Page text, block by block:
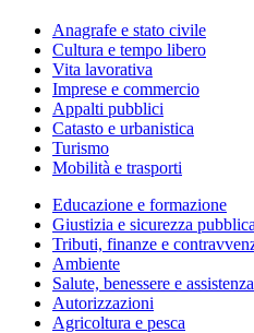
Anagrafe e stato civile
Cultura e tempo libero
Vita lavorativa
Imprese e commercio
Appalti pubblici
Catasto e urbanistica
Turismo
Mobilità e trasporti
Educazione e formazione
Giustizia e sicurezza pubblica
Tributi, finanze e
Ambiente
Salute, benessere e assistenza
Autorizzazioni
Agricoltura e pesca